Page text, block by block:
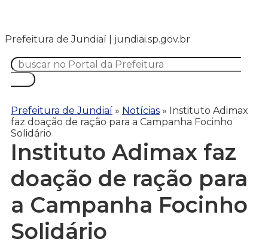
Prefeitura de Jundiaí | jundiai.sp.gov.br
Prefeitura de Jundiaí » Notícias » Instituto Adimax
faz doação de ração para a Campanha Focinho
Solidário
Instituto Adimax faz
doação de ração para
a Campanha Focinho
Solidário